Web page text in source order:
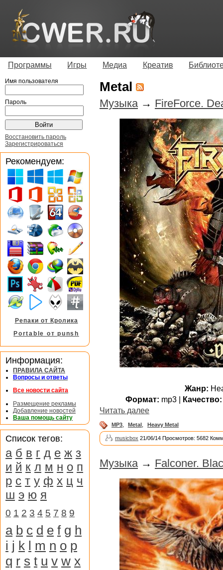
Программы Игры Медиа Креатив
Metal
Музыка → FireForce.
Жанр:
Формат: mp3 | Качество:
Читать далее
MP3 Metal Heavy Metal
musicbox 21/06/14 Просмотров: 5682
Музыка → Falconer.
Имя пользователя
Пароль
Восстановить пароль
Зарегистрироваться
Рекомендуем:
Репаки от Кролика
Portable от punsh
Информация:
ПРАВИЛА САЙТА
Вопросы и ответы
Все новости сайта
Размещение рекламы
Добавление новостей
Ваша помощь сайту
Список тегов:
а б в г д е ж з
и й к л м н о п
р с т у ф х ц ч
ш э ю я
0 1 2 3 4 5 7 8 9
a b c d e f g h
i j k l m n o p
q r s t u v w x